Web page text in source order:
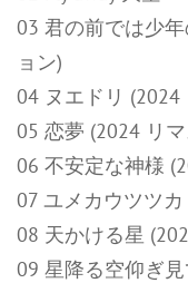
03 君の前では少
ョン)
04 ヌエドリ (2024
05 恋夢 (2024 リ
06 不安定な神様
07 ユメカウツツ
08 天かける星
09 星降る空仰ぎ